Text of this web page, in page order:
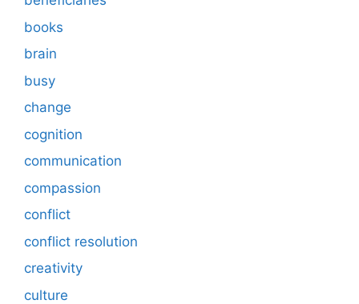
books
brain
busy
change
cognition
communication
compassion
conflict
conflict resolution
creativity
culture